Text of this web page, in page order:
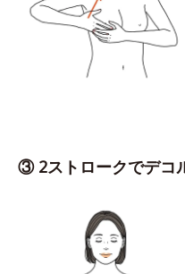
③ 2ストロークでデコ